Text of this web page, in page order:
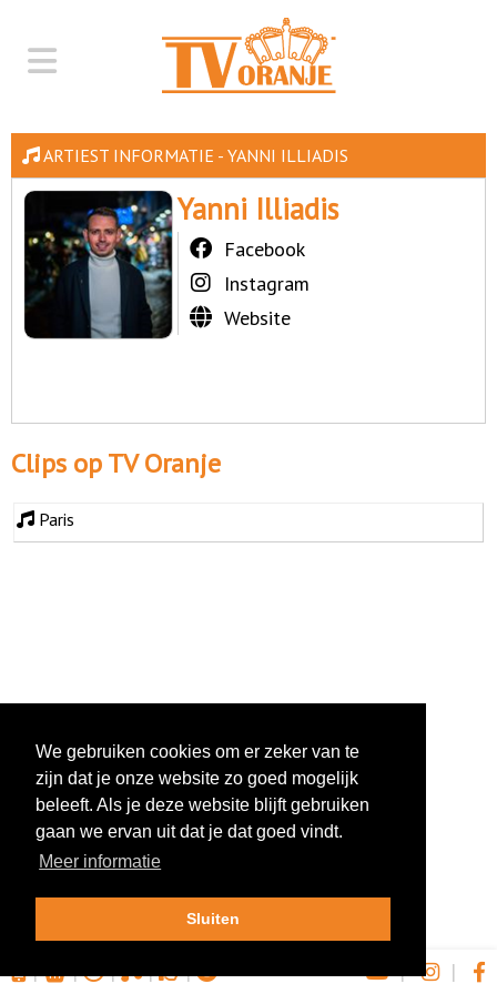
ARTIEST INFORMATIE - YANNI ILLIADIS
Yanni Illiadis
Facebook
Instagram
Website
Clips op TV Oranje
Paris
| | | | | | |
We gebruiken cookies om er zeker van te
zijn dat je onze website zo goed mogelijk
beleeft. Als je deze website blijft gebruiken
gaan we ervan uit dat je dat goed vindt.
Meer informatie
Sluiten